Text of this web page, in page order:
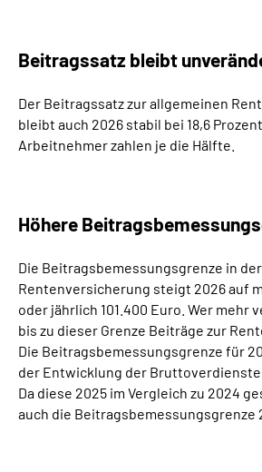
Beitragssatz bleibt
Der Beitragssatz zur allgemeinen
bleibt auch 2026 stabil bei 18,6
Arbeitnehmer zahlen je die Hälfte.
Höhere
Die Beitragsbemessungsgrenze in
Rentenversicherung steigt 2026 auf
oder jährlich 101.400 Euro. Wer mehr
bis zu dieser Grenze Beiträge zur
Die Beitragsbemessungsgrenze für
der Entwicklung der Bruttoverdienste
Da diese 2025 im Vergleich zu 2024
auch die Beitragsbemessungsgrenze